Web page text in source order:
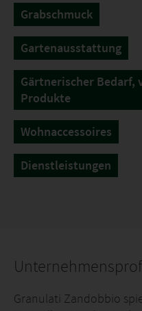
Grabschmuck
Gartenausstattung
Gärtnerischer Bedarf,
Produkte
Wohnaccessoires
Dienstleistungen
Granulati Zandobbio